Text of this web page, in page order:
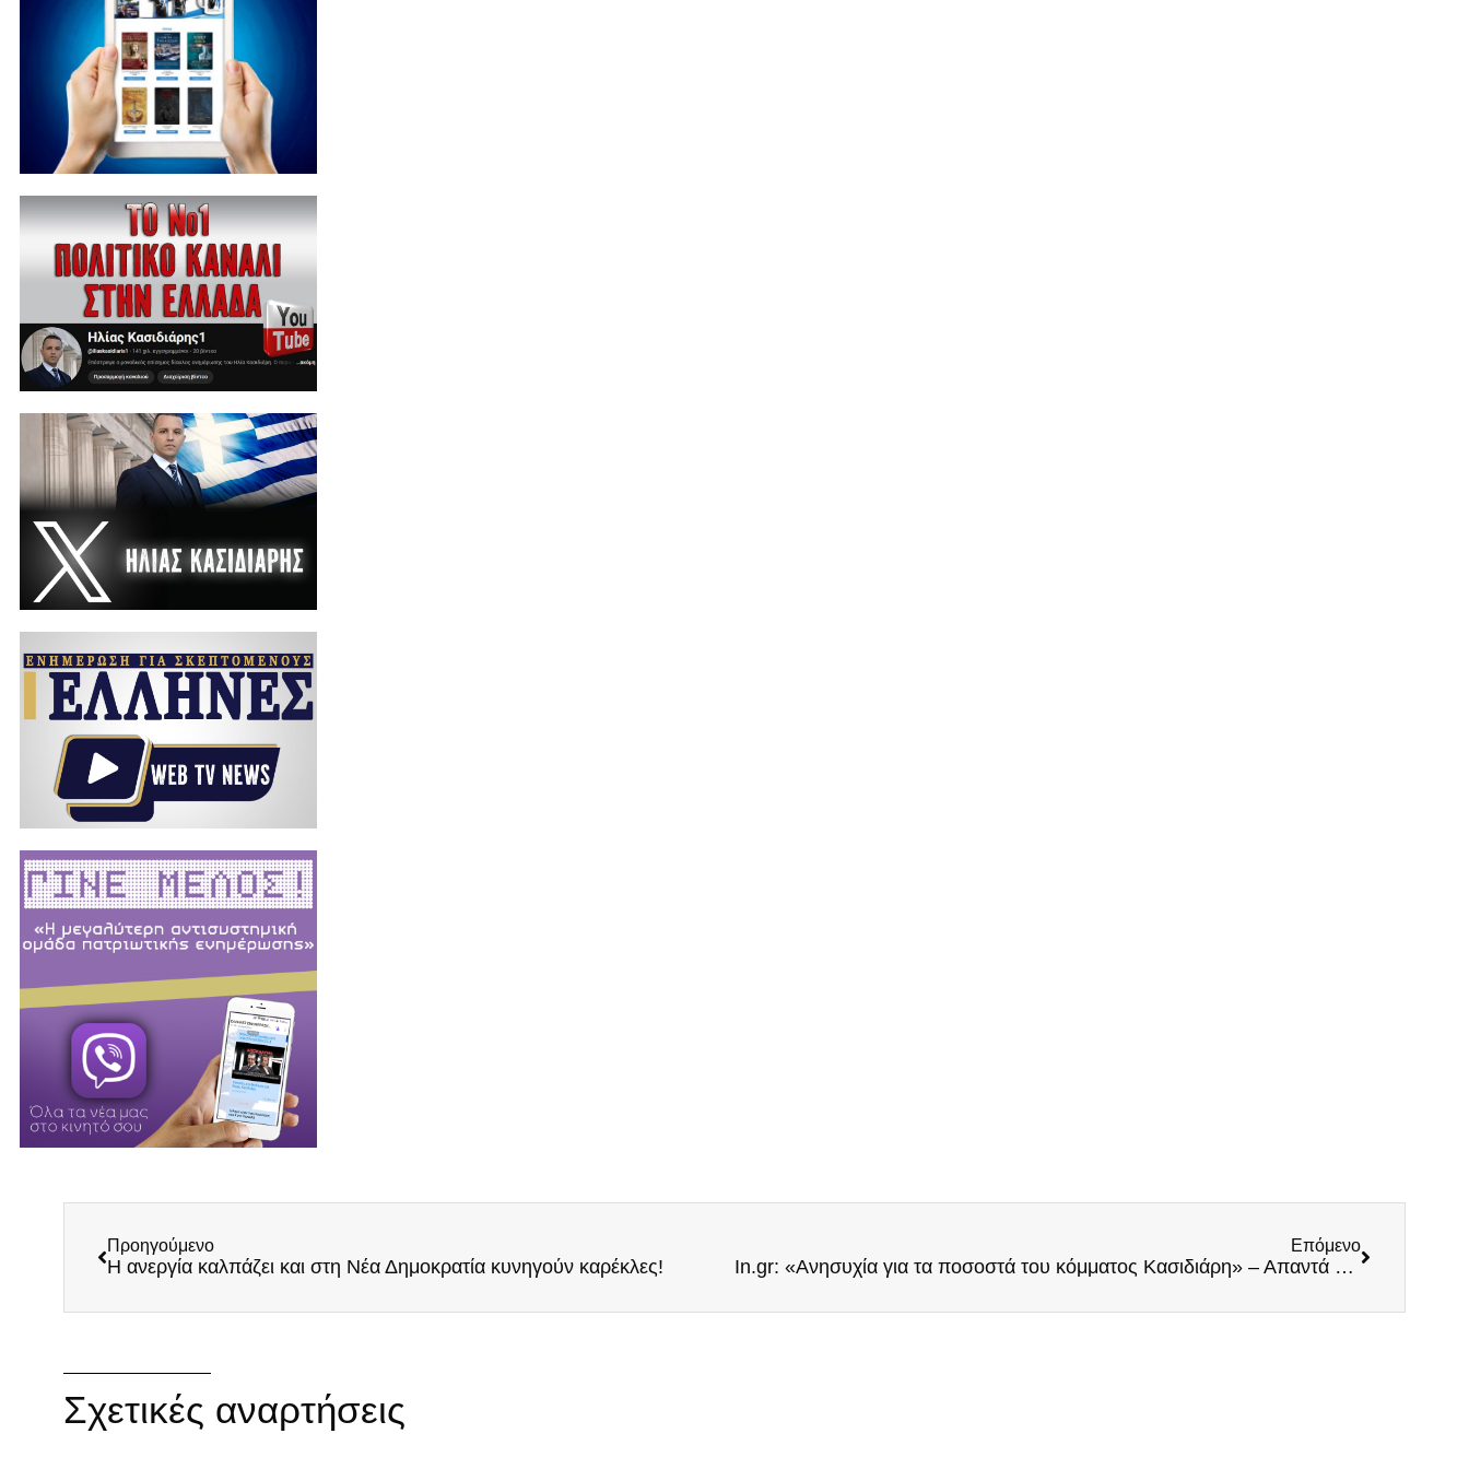
Προηγούμενο
Η ανεργία καλπάζει και στη Νέα Δημοκρατία κυνηγούν καρέκλες!
Επόμενο
In.gr: «Ανησυχία για τα ποσοστά του κόμματος Κασιδιάρη» – Απαντά και αναλύει ο Ηλίας Κασιδιάρης
Σχετικές αναρτήσεις